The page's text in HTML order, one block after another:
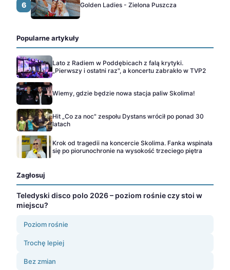
6 Golden Ladies - Zielona Puszcza
Popularne artykuły
Lato z Radiem w Poddębicach z falą krytyki.
„Pierwszy i ostatni raz", a koncertu zabrakło w TVP2
Wiemy, gdzie będzie nowa stacja paliw Skolima!
Hit „Co za noc" zespołu Dystans wrócił po ponad 30
latach
Krok od tragedii na koncercie Skolima. Fanka wspinała
się po piorunochronie na wysokość trzeciego piętra
Zagłosuj
Teledyski disco polo 2026 – poziom rośnie czy stoi w
miejscu?
Poziom rośnie
Trochę lepiej
Bez zmian